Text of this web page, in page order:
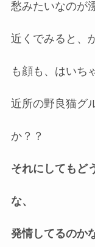
愁みたいなのが
近くでみると、
も顔も、はいち
近所の野良猫グ
か？？
それにしてもど
な、
発情してるのか